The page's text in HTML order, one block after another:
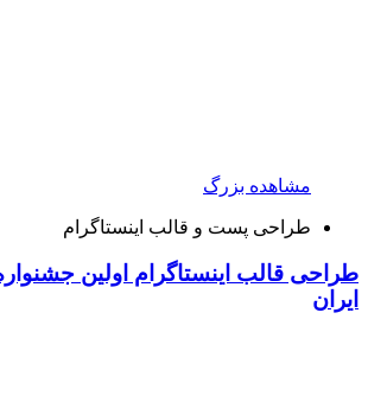
مشاهده بزرگ
طراحی پست و قالب اینستاگرام
طراحی قالب اینستاگرام اولین
ایران